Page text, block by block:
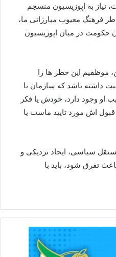
نیاز به اپوزیسیون منسجم
فرهنگ معیوب مبارزاتی ما،
حکومت در میان اپوزیسیون
موظفیم این خطر ها را
داشته باشد که سازمان یا
وجود دارد، خودش یا فکر
اش مورد تایید ماست یا
سیاسی، ایجاد نزدیکی و
تفرق شود، باید با